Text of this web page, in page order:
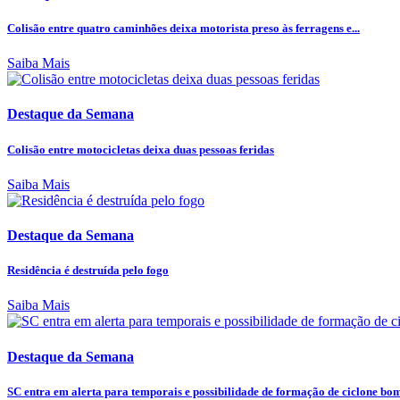
Colisão entre quatro caminhões deixa motorista preso às ferragens e...
Saiba Mais
Destaque da Semana
Colisão entre motocicletas deixa duas pessoas feridas
Saiba Mais
Destaque da Semana
Residência é destruída pelo fogo
Saiba Mais
Destaque da Semana
SC entra em alerta para temporais e possibilidade de formação de ciclone